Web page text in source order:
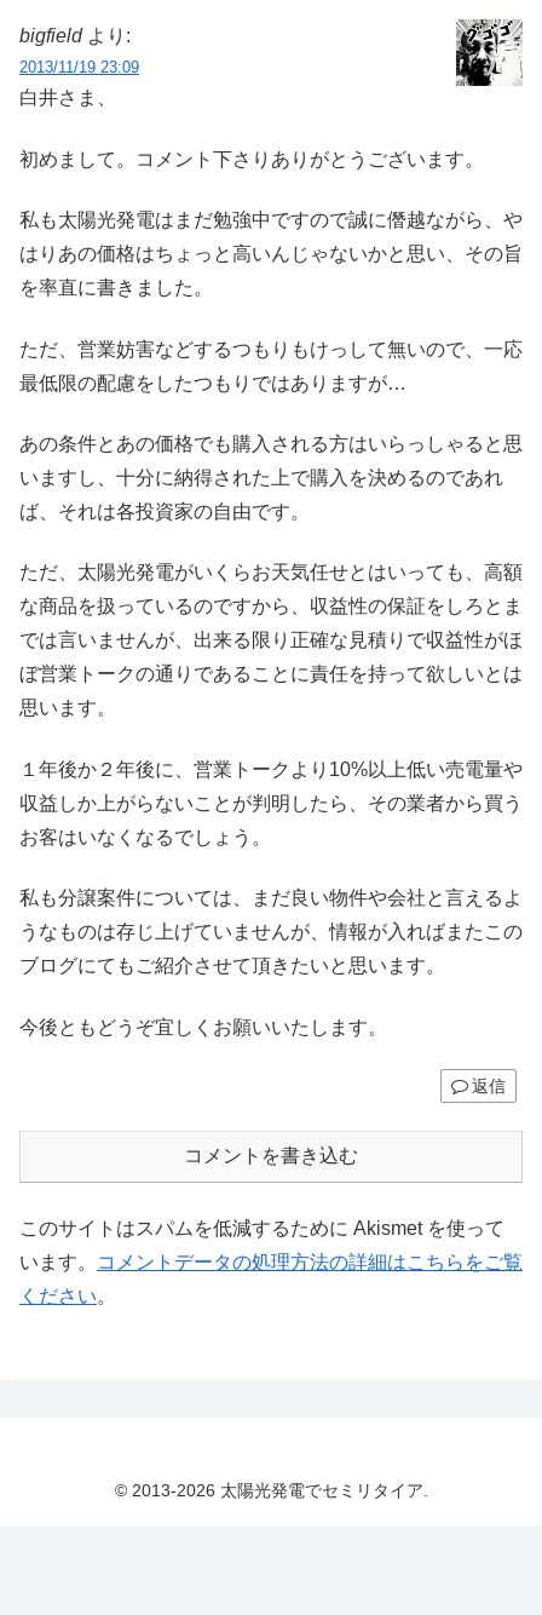
bigfield より:
2013/11/19 23:09
白井さま、
初めまして。コメント下さりありがとうございます。
私も太陽光発電はまだ勉強中ですので誠に僭越ながら、や
はりあの価格はちょっと高いんじゃないかと思い、その旨
を率直に書きました。
ただ、営業妨害などするつもりもけっして無いので、一応
最低限の配慮をしたつもりではありますが…
あの条件とあの価格でも購入される方はいらっしゃると思
いますし、十分に納得された上で購入を決めるのであれ
ば、それは各投資家の自由です。
ただ、太陽光発電がいくらお天気任せとはいっても、高額
な商品を扱っているのですから、収益性の保証をしろとま
では言いませんが、出来る限り正確な見積りで収益性がほ
ぼ営業トークの通りであることに責任を持って欲しいとは
思います。
１年後か２年後に、営業トークより10%以上低い売電量や
収益しか上がらないことが判明したら、その業者から買う
お客はいなくなるでしょう。
私も分譲案件については、まだ良い物件や会社と言えるよ
うなものは存じ上げていませんが、情報が入ればまたこの
ブログにてもご紹介させて頂きたいと思います。
今後ともどうぞ宜しくお願いいたします。
返信
コメントを書き込む
このサイトはスパムを低減するために Akismet を使って
います。
コメントデータの処理方法の詳細はこちらをご覧
ください。
© 2013-2026 太陽光発電でセミリタイア.